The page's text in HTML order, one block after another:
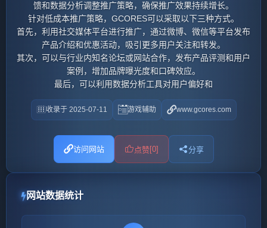
馈和数据分析调整推广策略，确保推广效果持续增长。
针对低成本推广策略，GCORES可以采取以下三种方式。
首先，利用社交媒体平台进行推广，通过微博、微信等平台发布
产品介绍和优惠活动，吸引更多用户关注和转发。
其次，可以与行业内知名论坛或网站合作，发布产品评测和用户
案例，增加品牌曝光度和口碑效应。
最后，可以利用数据分析工具对用户偏好和
收录于 2025-07-11 游戏辅助 www.gcores.com
访问网站 点赞[0] 分享
网站数据统计